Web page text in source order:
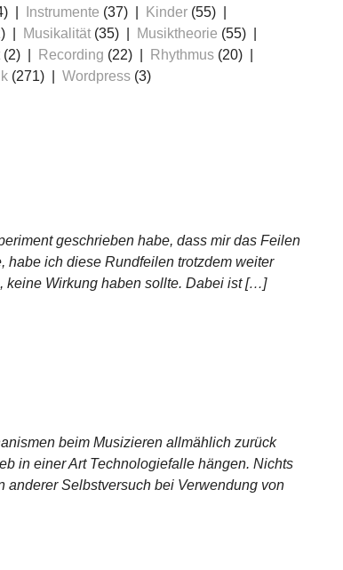
Instrumente (37) Kinder (55)
Musikalität (35) Musiktheorie (55)
(2) Recording (22) Rhythmus (20)
(271) Wordpress (3)
geschrieben habe, dass mir das Feilen
habe ich diese Rundfeilen trotzdem weiter
keine Wirkung haben sollte. Dabei ist […]
beim Musizieren allmählich zurück
in einer Art Technologiefalle hängen. Nichts
anderer Selbstversuch bei Verwendung von